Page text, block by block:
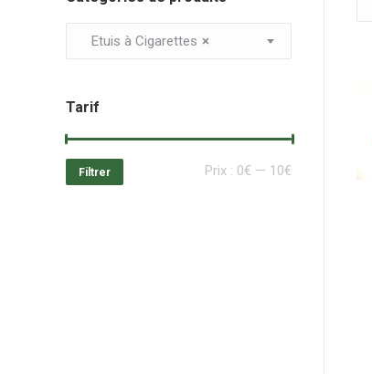
×
Etuis à Cigarettes
Tarif
Prix
Prix
Filtrer Prix : 0€ — 10€